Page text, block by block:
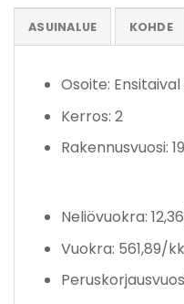
ASUINALUE KOHDE
Osoite: Ensitaival
Kerros: 2
Rakennusvuosi:
Neliövuokra:
Vuokra: 561,89/kk